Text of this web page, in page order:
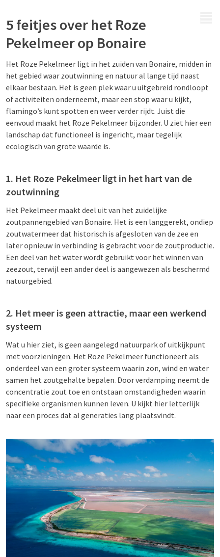
5 feitjes over het Roze
Pekelmeer op Bonaire
Het Roze Pekelmeer ligt in het zuiden van Bonaire, midden in
het gebied waar zoutwinning en natuur al lange tijd naast
elkaar bestaan. Het is geen plek waar u uitgebreid rondloopt
of activiteiten onderneemt, maar een stop waar u kijkt,
flamingo’s kunt spotten en weer verder rijdt. Juist die
eenvoud maakt het Roze Pekelmeer bijzonder. U ziet hier een
landschap dat functioneel is ingericht, maar tegelijk
ecologisch van grote waarde is.
1. Het Roze Pekelmeer ligt in het hart van de
zoutwinning
Het Pekelmeer maakt deel uit van het zuidelijke
zoutpannengebied van Bonaire. Het is een langgerekt, ondiep
zoutwatermeer dat historisch is afgesloten van de zee en
later opnieuw in verbinding is gebracht voor de zoutproductie.
Een deel van het water wordt gebruikt voor het winnen van
zeezout, terwijl een ander deel is aangewezen als beschermd
natuurgebied.
2. Het meer is geen attractie, maar een werkend
systeem
Wat u hier ziet, is geen aangelegd natuurpark of uitkijkpunt
met voorzieningen. Het Roze Pekelmeer functioneert als
onderdeel van een groter systeem waarin zon, wind en water
samen het zoutgehalte bepalen. Door verdamping neemt de
concentratie zout toe en ontstaan omstandigheden waarin
specifieke organismen kunnen leven. U kijkt hier letterlijk
naar een proces dat al generaties lang plaatsvindt.